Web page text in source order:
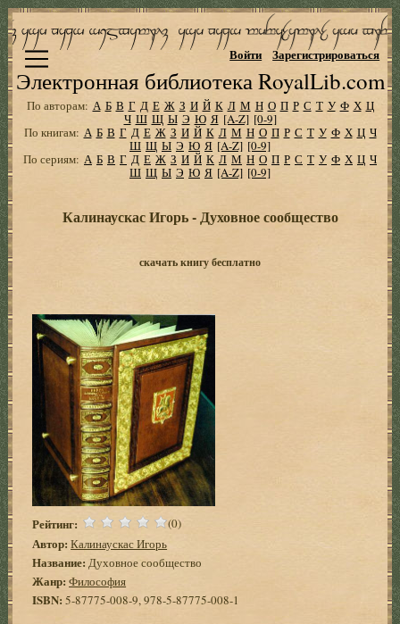
Электронная библиотека RoyalLib.com
Войти Зарегистрироваться
По авторам: А Б В Г Д Е Ж З И Й К Л М Н О П Р С Т У Ф Х Ц
Ч Ш Щ Ы Э Ю Я [A-Z] [0-9]
По книгам: А Б В Г Д Е Ж З И Й К Л М Н О П Р С Т У Ф Х Ц Ч
Ш Щ Ы Э Ю Я [A-Z] [0-9]
По сериям: А Б В Г Д Е Ж З И Й К Л М Н О П Р С Т У Ф Х Ц Ч
Ш Щ Ы Э Ю Я [A-Z] [0-9]
Калинаускас Игорь - Духовное сообщество
скачать книгу бесплатно
Рейтинг: (0)
Автор: Калинаускас Игорь
Название: Духовное сообщество
Жанр: Философия
ISBN: 5-87775-008-9, 978-5-87775-008-1